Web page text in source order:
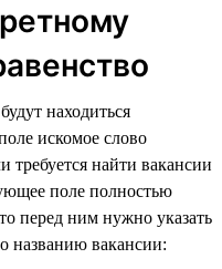
находиться
искомое слово
требуется найти вакансии
поле полностью
перед ним нужно указать
названию вакансии: